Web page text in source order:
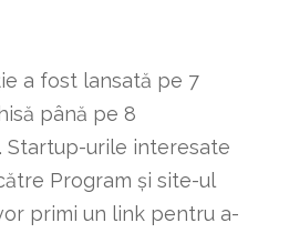
a fost lansată pe 7
până pe 8
Startup-urile interesate
Program și site-ul
primi un link pentru a-